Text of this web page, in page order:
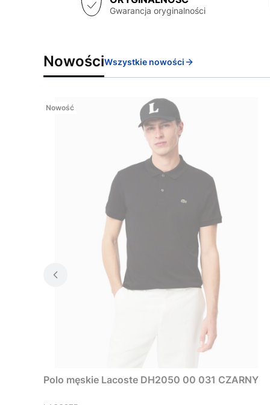
Gwarancja oryginalności
NowościWszystkie nowości
Nowość
Polo męskie Lacoste DH2050 00 031 CZARNY